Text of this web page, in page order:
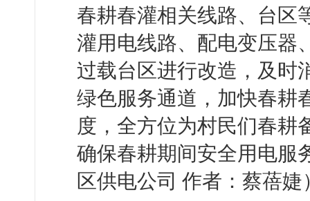
春耕春灌相关线路、台区
灌用电线路、配电变压器
过载台区进行改造，及时
绿色服务通道，加快春耕
度，全方位为村民们春耕
确保春耕期间安全用电服
区供电公司 作者：蔡蓓婕